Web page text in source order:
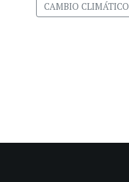
CAMBIO CLIMÁTICO